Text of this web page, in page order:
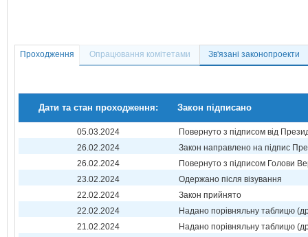
Проходження Опрацювання комітетами Зв'язані законопроекти
Дати та стан проходження: Закон підписано
05.03.2024
Повернуто з підписом від
26.02.2024
Закон направлено на підпис
26.02.2024
Повернуто з підписом Голови
23.02.2024
Одержано після візування
22.02.2024
Закон прийнято
22.02.2024
Надано порівняльну таблицю
21.02.2024
Надано порівняльну таблицю